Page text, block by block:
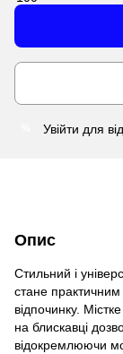
Увійти для
Опис
Стильний і
стане
відпочинку.
на блискавці
відокремлюючи